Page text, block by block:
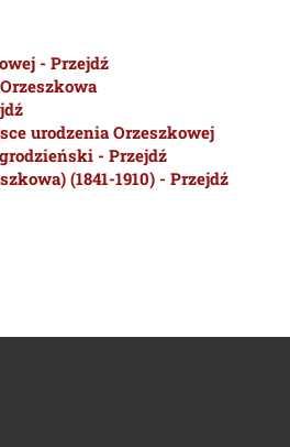
- Przejdź
urodzenia Orzeszkowej
- Przejdź
(1841-1910) - Przejdź